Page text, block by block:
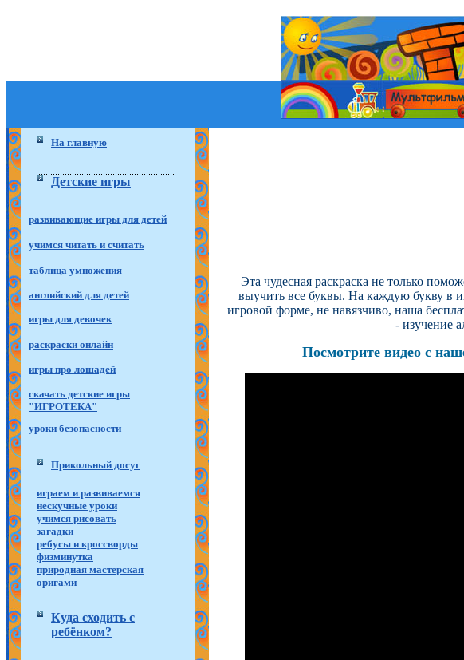
На главную
Детские игры
развивающие игры для детей
учимся читать и считать
таблица умножения
английский для детей
игры для девочек
раскраски онлайн
игры про лошадей
скачать детские игры
"ИГРОТЕКА"
уроки безопасности
Прикольный досуг
играем и развиваемся
нескучные уроки
учимся рисовать
загадки
ребусы и кроссворды
физминутка
природная мастерская
оригами
Куда сходить с
ребёнком?
Эта чудесная раскраска не только
выучить все буквы. На каждую букву в
игровой форме, не навязчиво, наша
- изучение
Посмотрите видео с